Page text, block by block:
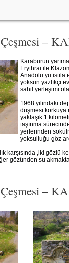
–
Karaburun
Erythrai ile
Anadolu’yu istila
yoksun yazlıkçı
sahil yerleşimi
1968 yılındaki
düşmesi korkuya
yaklaşık 1
taşınma
yerlerinden
yoksulluğu göz
karşısında ,iki gözlü
gözünden su
Çeşmesi –